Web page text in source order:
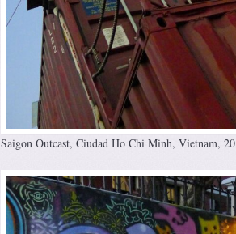
Saigon Outcast, Ciudad Ho Chi Minh, Vietnam,